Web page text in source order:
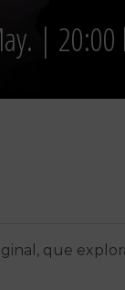
| 20:00
que